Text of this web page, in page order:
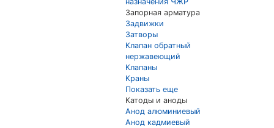
Запорная арматура
Задвижки
Затворы
Клапан обратный
нержавеющий
Клапаны
Краны
Показать еще
Катоды и аноды
Анод алюминиевый
Анод кадмиевый